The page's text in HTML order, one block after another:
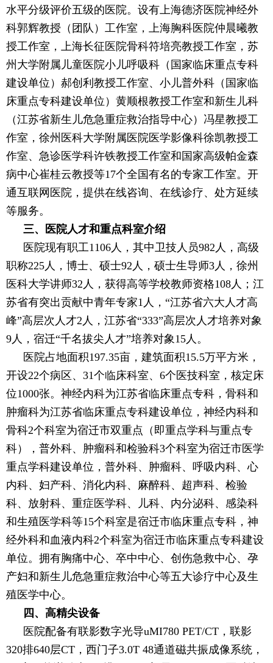
水平分级评价五级的医院。设有上海德济医院神经外
科郭辉教授（团队）工作室，上海胸科医院仲晨曦教
授工作室，上海长征医院骨科符培亮教授工作室，苏
州大学附属儿童医院小儿呼吸科（国家临床重点专科
建设单位）郝创利教授工作室、小儿普外科（国家临
床重点专科建设单位）黄顺根教授工作室和新生儿科
（江苏省新生儿危急重症救治指导中心）冯星教授工
作室，徐州医科大学附属医院医学影像科徐凯教授工
作室、急诊医学科许铁教授工作室和国家高级帕金森
病中心崔桂云教授等17个全国有名的专家工作室。开
通互联网医院， 提供在线咨询、在线诊疗、处方延续
等服务。
三、医院人才和重点科室介绍
医院现有职工1106人，其中卫技人员982人，高级
职称225人，博士、硕士92人，硕士生导师3人，徐州
医科大学讲师32人，获得高等学校教师资格108人；江
苏省有突出贡献中青年专家1人，“江苏省六大人才高
峰”高层次人才2人，江苏省“333”高层次人才培养对象
9人，宿迁“千名拔尖人才”培养对象15人。
医院占地面积197.35亩，建筑面积15.5万平方米，
开设22个病区、31个临床科室、6个医技科室，核定床
位1000张。神经内科为江苏省临床重点专科，骨科和
肿瘤科为江苏省临床重点专科建设单位，神经内科和
骨科2个科室为宿迁市双重点（即重点学科与重点专
科），普外科、肿瘤科和检验科3个科室为宿迁市医学
重点学科建设单位，普外科、肿瘤科、呼吸内科、心
内科、妇产科、消化内科、麻醉科、超声科、检验
科、放射科、重症医学科、儿科、内分泌科、感染科
和生殖医学科等15个科室是宿迁市临床重点专科，神
经外科和血液内科2个科室为宿迁市临床重点专科建设
单位。拥有胸痛中心、卒中中心、创伤急救中心、孕
产妇和新生儿危急重症救治中心等五大诊疗中心及生
殖医学中心。
四、高精尖设备
医院配备有联影数字光导uMI780 PET/CT，联影
320排640层CT，西门子3.0T 48通道磁共振成像系统，